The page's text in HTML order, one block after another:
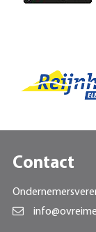
Contact